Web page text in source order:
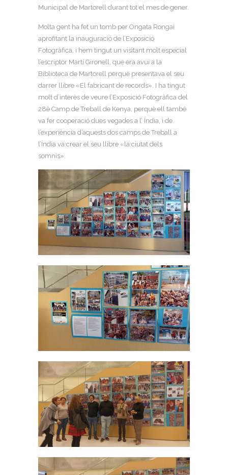
Municipal de Martorell durant tot el mes de gener.
Molta gent ha fet un tomb per Ongata Rongai
aprofitant la inauguració de l’Exposició
Fotogràfica, i hem tingut un visitant molt especial
l’escriptor Martí Gironell, que era avui a la
Biblioteca de Martorell perquè presentava el seu
darrer llibre «El fabricant de records». I ha tingut
molt d’interès de veure l’Exposició Fotogràfica del
28è Camp de Treball de Kenya, perquè ell també
va fer cooperació dues vegades a l’ Índia, i de
l’experiència d’aquests dos camps de Treball a
l’Índia va crear el seu llibre «la ciutat dels
somnis».